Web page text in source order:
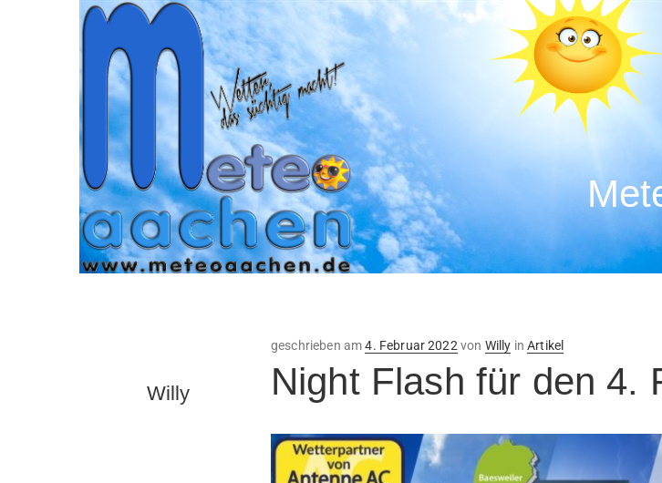
Willy
geschrieben amVeröffentlicht
am
4. Februar 2022 von Willy inArtikel
Night Flash für den 4.